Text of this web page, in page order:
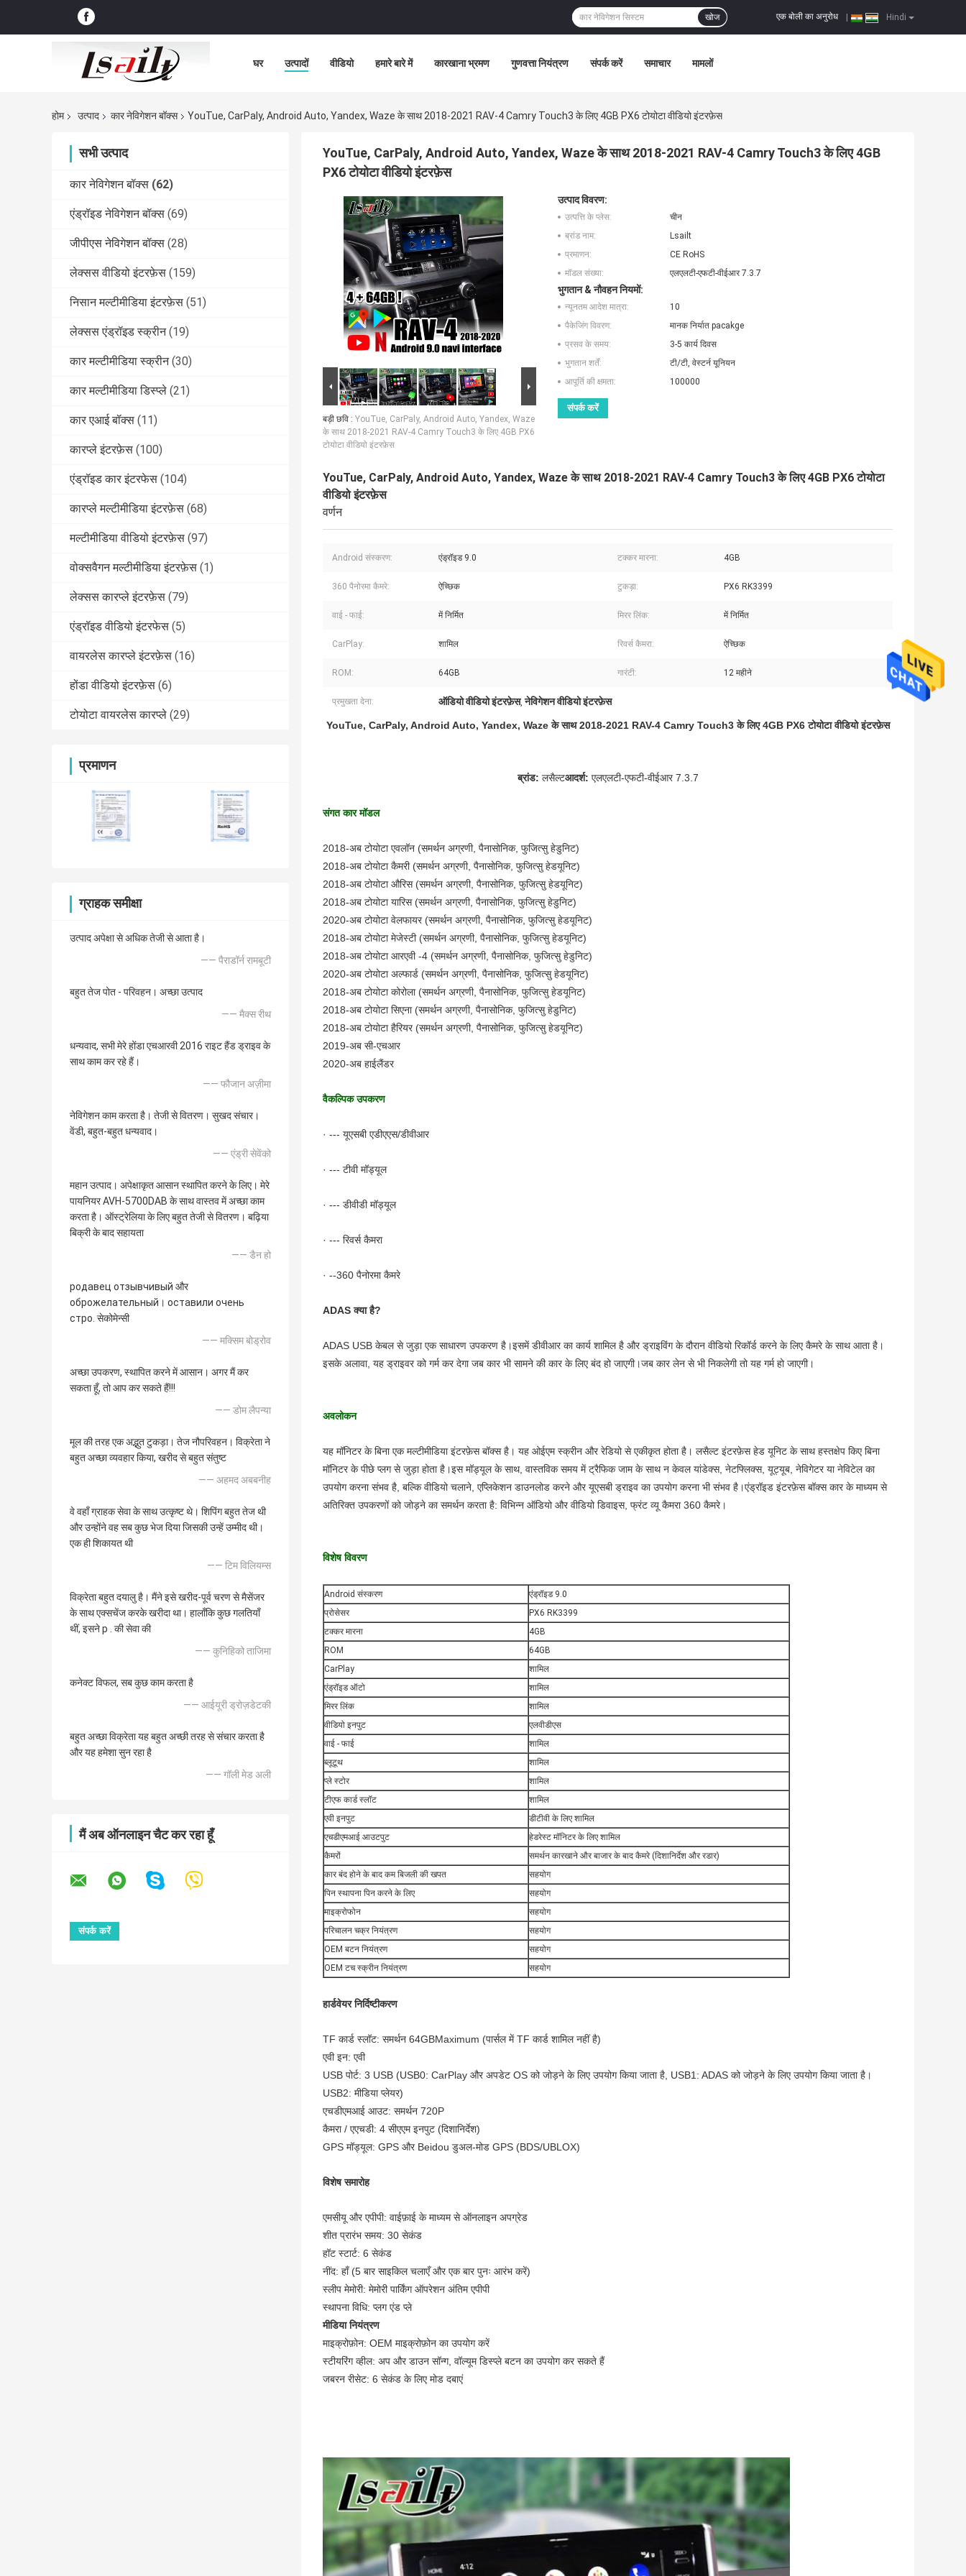
Hindi
एक बोली का अनुरोध
खोज
घर उत्पादों वीडियो हमारे बारे में कारखाना भ्रमण गुणवत्ता नियंत्रण संपर्क करें समाचार मामलों
होम उत्पाद कार नेविगेशन बॉक्स YouTue, CarPaly, Android Auto, Yandex, Waze के साथ 2018-2021 RAV-4 Camry Touch3 के लिए 4GB PX6 टोयोटा वीडियो इंटरफ़ेस
सभी उत्पाद
कार नेविगेशन बॉक्स (62)
एंड्रॉइड नेविगेशन बॉक्स (69)
जीपीएस नेविगेशन बॉक्स (28)
लेक्सस वीडियो इंटरफ़ेस (159)
निसान मल्टीमीडिया इंटरफ़ेस (51)
लेक्सस एंड्रॉइड स्क्रीन (19)
कार मल्टीमीडिया स्क्रीन (30)
कार मल्टीमीडिया डिस्प्ले (21)
कार एआई बॉक्स (11)
कारप्ले इंटरफ़ेस (100)
एंड्रॉइड कार इंटरफेस (104)
कारप्ले मल्टीमीडिया इंटरफ़ेस (68)
मल्टीमीडिया वीडियो इंटरफ़ेस (97)
वोक्सवैगन मल्टीमीडिया इंटरफ़ेस (1)
लेक्सस कारप्ले इंटरफ़ेस (79)
एंड्रॉइड वीडियो इंटरफेस (5)
वायरलेस कारप्ले इंटरफ़ेस (16)
होंडा वीडियो इंटरफ़ेस (6)
टोयोटा वायरलेस कारप्ले (29)
प्रमाणन
ग्राहक समीक्षा
उत्पाद अपेक्षा से अधिक तेजी से आता है।
—— पैराडॉर्न रामबूटी
बहुत तेज पोत - परिवहन। अच्छा उत्पाद
—— मैक्स रीथ
धन्यवाद, सभी मेरे होंडा एचआरवी 2016 राइट हैंड ड्राइव के
साथ काम कर रहे हैं।
—— फौजान अज़ीमा
नेविगेशन काम करता है। तेजी से वितरण। सुखद संचार।
वेंडी, बहुत-बहुत धन्यवाद।
—— एंड्री सेवेंको
महान उत्पाद। अपेक्षाकृत आसान स्थापित करने के लिए। मेरे
पायनियर AVH-5700DAB के साथ वास्तव में अच्छा काम
करता है। ऑस्ट्रेलिया के लिए बहुत तेजी से वितरण। बढ़िया
बिक्री के बाद सहायता
—— डैन हो
родавец отзывчивый और
оброжелательный। оставили очень
стро. सेकोमेन्सी
—— मक्सिम बोड्रोव
अच्छा उपकरण, स्थापित करने में आसान। अगर मैं कर
सकता हूँ, तो आप कर सकते हैं!!!
—— डोम लैपन्या
मूल की तरह एक अद्भुत टुकड़ा। तेज नौपरिवहन। विक्रेता ने
बहुत अच्छा व्यवहार किया, खरीद से बहुत संतुष्ट
—— अहमद अबबनीह
वे वहाँ ग्राहक सेवा के साथ उत्कृष्ट थे। शिपिंग बहुत तेज थी
और उन्होंने वह सब कुछ भेज दिया जिसकी उन्हें उम्मीद थी।
एक ही शिकायत थी
—— टिम विलियम्स
विक्रेता बहुत दयालु है। मैंने इसे खरीद-पूर्व चरण से मैसेंजर
के साथ एक्सचेंज करके खरीदा था। हालाँकि कुछ गलतियाँ
थीं, इसने p . की सेवा की
—— कुनिहिको ताजिमा
कनेक्ट विफल, सब कुछ काम करता है
—— आईयूरी ड्रोज़डेटकी
बहुत अच्छा विक्रेता यह बहुत अच्छी तरह से संचार करता है
और यह हमेशा सुन रहा है
—— गॉली मेड अली
मैं अब ऑनलाइन चैट कर रहा हूँ
YouTue, CarPaly, Android Auto, Yandex, Waze के साथ 2018-2021 RAV-4 Camry Touch3 के लिए 4GB
PX6 टोयोटा वीडियो इंटरफ़ेस
बड़ी छवि : YouTue, CarPaly, Android Auto, Yandex, Waze
के साथ 2018-2021 RAV-4 Camry Touch3 के लिए 4GB PX6
टोयोटा वीडियो इंटरफ़ेस
उत्पाद विवरण:
उत्पत्ति के प्लेस:
चीन
ब्रांड नाम:
Lsailt
प्रमाणन:
CE RoHS
मॉडल संख्या:
एलएलटी-एफटी-वीईआर 7.3.7
भुगतान & नौवहन नियमों:
न्यूनतम आदेश मात्रा:
10
पैकेजिंग विवरण:
मानक निर्यात pacakge
प्रसव के समय:
3-5 कार्य दिवस
भुगतान शर्तें:
टी/टी, वेस्टर्न यूनियन
आपूर्ति की क्षमता:
100000
संपर्क करें
YouTue, CarPaly, Android Auto, Yandex, Waze के साथ 2018-2021 RAV-4 Camry Touch3 के लिए 4GB PX6 टोयोटा
वीडियो इंटरफ़ेस
वर्णन
Android संस्करण: एंड्रॉइड 9.0 टक्कर मारना: 4GB
360 पैनोरमा कैमरे: ऐच्छिक टुकड़ा: PX6 RK3399
वाई - फाई: में निर्मित मिरर लिंक: में निर्मित
CarPlay: शामिल रिवर्स कैमरा: ऐच्छिक
ROM: 64GB गारंटी: 12 महीने
प्रमुखता देना: ऑडियो वीडियो इंटरफ़ेस,नेविगेशन वीडियो इंटरफ़ेस
YouTue, CarPaly, Android Auto, Yandex, Waze के साथ 2018-2021 RAV-4 Camry Touch3 के लिए 4GB PX6 टोयोटा वीडियो इंटरफ़ेस
ब्रांड: लसैल्टआदर्श: एलएलटी-एफटी-वीईआर 7.3.7
संगत कार मॉडल
2018-अब टोयोटा एवलॉन (समर्थन अग्रणी, पैनासोनिक, फुजित्सु हेडुनिट)
2018-अब टोयोटा कैमरी (समर्थन अग्रणी, पैनासोनिक, फुजित्सु हेडयूनिट)
2018-अब टोयोटा औरिस (समर्थन अग्रणी, पैनासोनिक, फुजित्सु हेडयूनिट)
2018-अब टोयोटा यारिस (समर्थन अग्रणी, पैनासोनिक, फुजित्सु हेडुनिट)
2020-अब टोयोटा वेलफायर (समर्थन अग्रणी, पैनासोनिक, फुजित्सु हेडयूनिट)
2018-अब टोयोटा मेजेस्टी (समर्थन अग्रणी, पैनासोनिक, फुजित्सु हेडयूनिट)
2018-अब टोयोटा आरएवी -4 (समर्थन अग्रणी, पैनासोनिक, फुजित्सु हेडुनिट)
2020-अब टोयोटा अल्फार्ड (समर्थन अग्रणी, पैनासोनिक, फुजित्सु हेडयूनिट)
2018-अब टोयोटा कोरोला (समर्थन अग्रणी, पैनासोनिक, फुजित्सु हेडयूनिट)
2018-अब टोयोटा सिएना (समर्थन अग्रणी, पैनासोनिक, फुजित्सु हेडुनिट)
2018-अब टोयोटा हैरियर (समर्थन अग्रणी, पैनासोनिक, फुजित्सु हेडयूनिट)
2019-अब सी-एचआर
2020-अब हाईलैंडर
वैकल्पिक उपकरण
· --- यूएसबी एडीएएस/डीवीआर
· --- टीवी मॉड्यूल
· --- डीवीडी मॉड्यूल
· --- रिवर्स कैमरा
· --360 पैनोरमा कैमरे
ADAS क्या है?
ADAS USB केबल से जुड़ा एक साधारण उपकरण है।इसमें डीवीआर का कार्य शामिल है और ड्राइविंग के दौरान वीडियो रिकॉर्ड करने के लिए कैमरे के साथ आता है।
इसके अलावा, यह ड्राइवर को गर्म कर देगा जब कार भी सामने की कार के लिए बंद हो जाएगी।जब कार लेन से भी निकलेगी तो यह गर्म हो जाएगी।
अवलोकन
यह मॉनिटर के बिना एक मल्टीमीडिया इंटरफ़ेस बॉक्स है। यह ओईएम स्क्रीन और रेडियो से एकीकृत होता है। लसैल्ट इंटरफ़ेस हेड यूनिट के साथ हस्तक्षेप किए बिना
मॉनिटर के पीछे प्लग से जुड़ा होता है।इस मॉड्यूल के साथ, वास्तविक समय में ट्रैफिक जाम के साथ न केवल यांडेक्स, नेटफ्लिक्स, यूट्यूब, नेविगेटर या नेविटेल का
उपयोग करना संभव है, बल्कि वीडियो चलाने, एप्लिकेशन डाउनलोड करने और यूएसबी ड्राइव का उपयोग करना भी संभव है।एंड्रॉइड इंटरफ़ेस बॉक्स कार के माध्यम से
अतिरिक्त उपकरणों को जोड़ने का समर्थन करता है: विभिन्न ऑडियो और वीडियो डिवाइस, फ्रंट व्यू कैमरा 360 कैमरे।
विशेष विवरण
Android संस्करण
एंड्रॉइड 9.0
प्रोसेसर
PX6 RK3399
टक्कर मारना
4GB
ROM
64GB
CarPlay
शामिल
एंड्रॉइड ऑटो
शामिल
मिरर लिंक
शामिल
वीडियो इनपुट
एलवीडीएस
वाई - फाई
शामिल
ब्लूटूथ
शामिल
प्ले स्टोर
शामिल
टीएफ कार्ड स्लॉट
शामिल
एवी इनपुट
डीटीवी के लिए शामिल
एचडीएमआई आउटपुट
हेडरेस्ट मॉनिटर के लिए शामिल
कैमरों
समर्थन कारखाने और बाजार के बाद कैमरे (दिशानिर्देश और रडार)
कार बंद होने के बाद कम बिजली की खपत
सहयोग
पिन स्थापना पिन करने के लिए
सहयोग
माइक्रोफोन
सहयोग
परिचालन चक्र नियंत्रण
सहयोग
OEM बटन नियंत्रण
सहयोग
OEM टच स्क्रीन नियंत्रण
सहयोग
हार्डवेयर निर्दिष्टीकरण
TF कार्ड स्लॉट: समर्थन 64GBMaximum (पार्सल में TF कार्ड शामिल नहीं है)
एवी इन: एवी
USB पोर्ट: 3 USB (USB0: CarPlay और अपडेट OS को जोड़ने के लिए उपयोग किया जाता है, USB1: ADAS को जोड़ने के लिए उपयोग किया जाता है।
USB2: मीडिया प्लेयर)
एचडीएमआई आउट: समर्थन 720P
कैमरा / एएचडी: 4 सीएएम इनपुट (दिशानिर्देश)
GPS मॉड्यूल: GPS और Beidou डुअल-मोड GPS (BDS/UBLOX)
विशेष समारोह
एमसीयू और एपीपी: वाईफ़ाई के माध्यम से ऑनलाइन अपग्रेड
शीत प्रारंभ समय: 30 सेकंड
हॉट स्टार्ट: 6 सेकंड
नींद: हाँ (5 बार साइकिल चलाएँ और एक बार पुनः आरंभ करें)
स्लीप मेमोरी: मेमोरी पार्किंग ऑपरेशन अंतिम एपीपी
स्थापना विधि: प्लग एंड प्ले
मीडिया नियंत्रण
माइक्रोफ़ोन: OEM माइक्रोफ़ोन का उपयोग करें
स्टीयरिंग व्हील: अप और डाउन सॉन्ग, वॉल्यूम डिस्प्ले बटन का उपयोग कर सकते हैं
जबरन रीसेट: 6 सेकंड के लिए मोड दबाएं